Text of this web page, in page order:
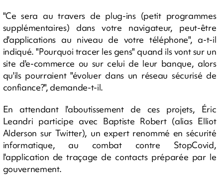
"Ce sera au travers de plug-ins (petit programmes
supplémentaires) dans votre navigateur, peut-être
d'applications au niveau de votre téléphone", a-t-il
indiqué. "Pourquoi tracer les gens" quand ils vont sur un
site d'e-commerce ou sur celui de leur banque, alors
qu'ils pourraient "évoluer dans un réseau sécurisé de
confiance?", demande-t-il.
En attendant l'aboutissement de ces projets, Éric
Leandri participe avec Baptiste Robert (alias Elliot
Alderson sur Twitter), un expert renommé en sécurité
informatique, au combat contre StopCovid,
l'application de traçage de contacts préparée par le
gouvernement.